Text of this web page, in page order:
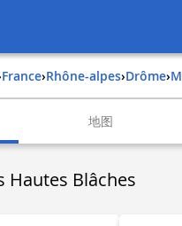
france› rhône-alpes› drôme›
地图
Hautes Blâches